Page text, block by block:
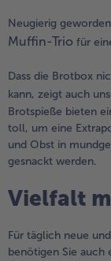
Neugierig
Muffin-Trio für
Dass die Brotbox
kann, zeigt auch
Brotspieße bieten
toll, um eine
und Obst in
gesnackt werden.
Vielfalt
Für täglich neue und
benötigen Sie auch